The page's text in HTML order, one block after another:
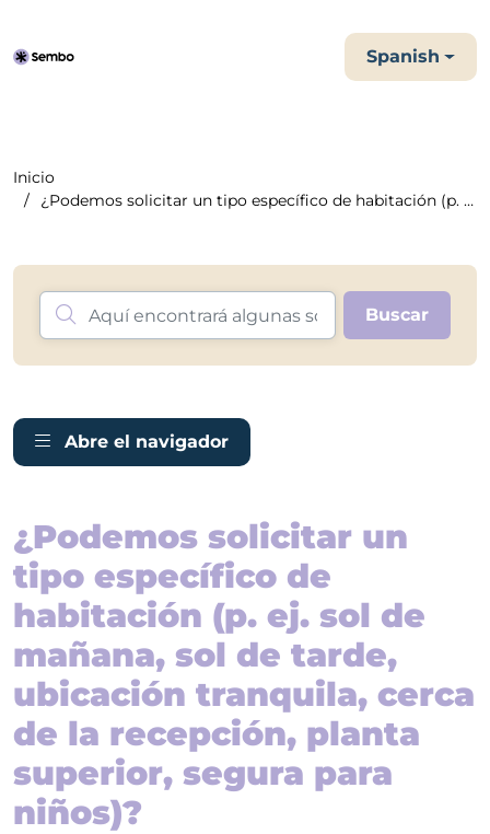
Spanish
Inicio
¿Podemos solicitar un tipo específico de habitación (p. e...
Abre el navigador
¿Podemos solicitar un
tipo específico de
habitación (p. ej. sol de
mañana, sol de tarde,
ubicación tranquila, cerca
de la recepción, planta
superior, segura para
niños)?